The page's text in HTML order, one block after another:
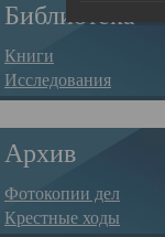
Библиотека
Книги
Исследования
Архив
Фотокопии дел
Крестные ходы